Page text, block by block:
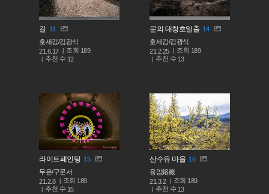
길 11
호세김/김광식
21.6.17
조회 189
추천 수 12
문의 대청호일출 14
호세김/김광식
21.2.25
조회 189
추천 수 13
라이트페인팅 15
무은/구문서
21.2.8
조회 189
추천 수 15
산수유 마을 16
용암鎔巖
21.3.2
조회 189
추천 수 13